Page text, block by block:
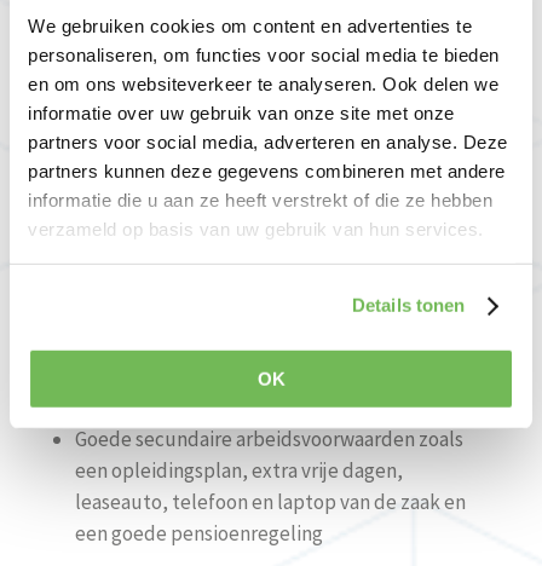
We gebruiken cookies om content en advertenties te
personaliseren, om functies voor social media te bieden
en om ons websiteverkeer te analyseren. Ook delen we
informatie over uw gebruik van onze site met onze
partners voor social media, adverteren en analyse. Deze
partners kunnen deze gegevens combineren met andere
informatie die u aan ze heeft verstrekt of die ze hebben
verzameld op basis van uw gebruik van hun services.
Details tonen
OK
Bouwbegeleiding van renovatieprojecten
Het begeleiden van subsidietrajecten
Functie-eisen:
Bouwkundige ervaring
MBO denk- en werkniveau
Goede communicatieve–en sociale
vaardigheden
Wat biedt Keurhuis Nederland jou?
Een leuke afwisselende baan in een hecht team
Goede secundaire arbeidsvoorwaarden zoals
eenopleidingsplan,extra vrije dagen,
leaseauto, telefoonen laptopvan de zaaken
eengoede pensioenregeling